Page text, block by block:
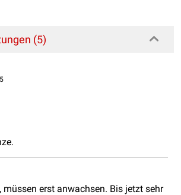
(5)
müssen erst anwachsen. Bis jetzt sehr